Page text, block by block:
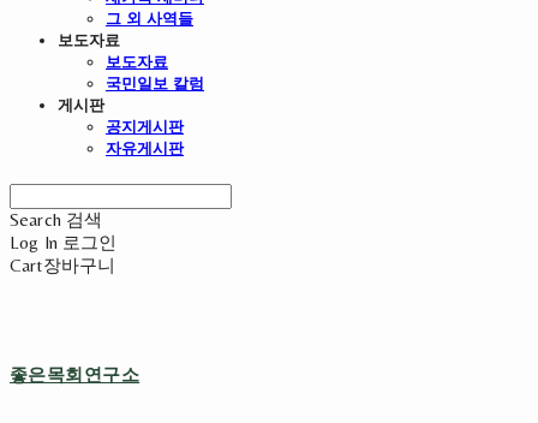
그 외 사역들
보도자료
보도자료
국민일보 칼럼
게시판
공지게시판
자유게시판
Search 검색
Log In 로그인
Cart장바구니
좋은목회연구소